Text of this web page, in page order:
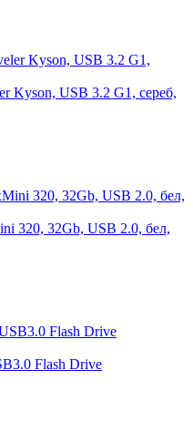
Kyson, USB 3.2 G1, сереб,
320, 32Gb, USB 2.0, бел,
Flash Drive